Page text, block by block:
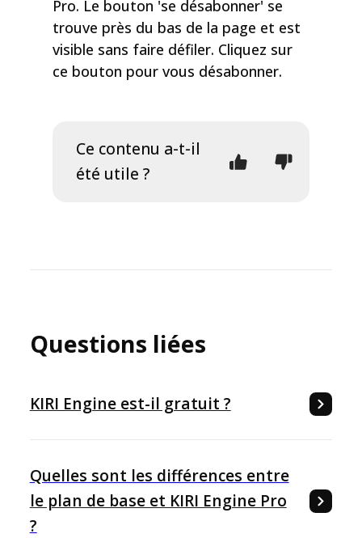
Pro. Le bouton 'se désabonner' se
trouve près du bas de la page et est
visible sans faire défiler. Cliquez sur
ce bouton pour vous désabonner.
Ce contenu a-t-il
été utile ?
Questions liées
KIRI Engine est-il gratuit ?
Quelles sont les différences entre
le plan de base et KIRI Engine Pro
?